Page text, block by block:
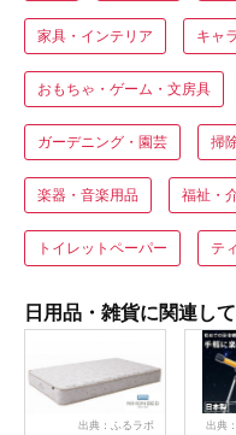
家具・インテリア キャ
おもちゃ・ゲーム・文房具
ガーデニング・園芸 掃
楽器・音楽用品 福祉・
トイレットペーパー テ
日用品・雑貨に関連し
出典：ふるラボ
出典